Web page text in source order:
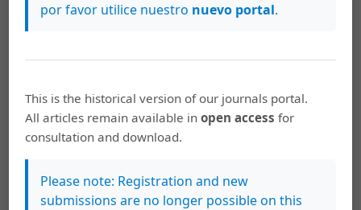
por favor utilice nuestro nuevo portal.
This is the historical version of our journals portal.
All articles remain available inopen access for
consultation and download.
Please note: Registration and new
submissions are no longer possible on this